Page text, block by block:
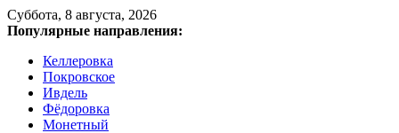
Суббота, 8 августа, 2026
Популярные направления:
Келлеровка
Покровское
Ивдель
Фёдоровка
Монетный